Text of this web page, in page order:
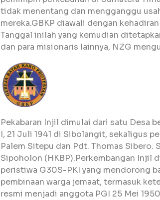
tidak menentang dan mengganggu
mereka.GBKP diawali dengan
Tanggal inilah yang kemudian
dan para misionaris lainnya, NZG
Pekabaran Injil dimulai dari satu Desa
I, 21 Juli 1941 di Sibolangit, sekaligus
Palem Sitepu dan Pdt. Thomas
Sipoholon (HKBP).Perkembangan Injil
peristiwa G30S-PKI yang mendorong
pembinaan warga jemaat, termasuk
resmi menjadi anggota PGI 25 Mei